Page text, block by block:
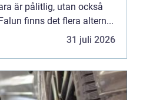
är pålitlig, utan också
finns det flera altern...
31 juli 2026